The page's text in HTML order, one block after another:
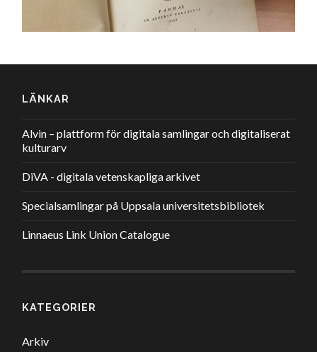
LÄNKAR
Alvin – plattform för digitala samlingar och digitaliserat
kulturarv
DiVA - digitala vetenskapliga arkivet
Specialsamlingar på Uppsala universitetsbibliotek
Linnaeus Link Union Catalogue
KATEGORIER
Arkiv